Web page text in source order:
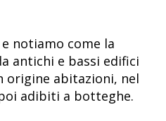
notiamo come la
antichi e bassi edifici
origine abitazioni, nel
adibiti a botteghe.